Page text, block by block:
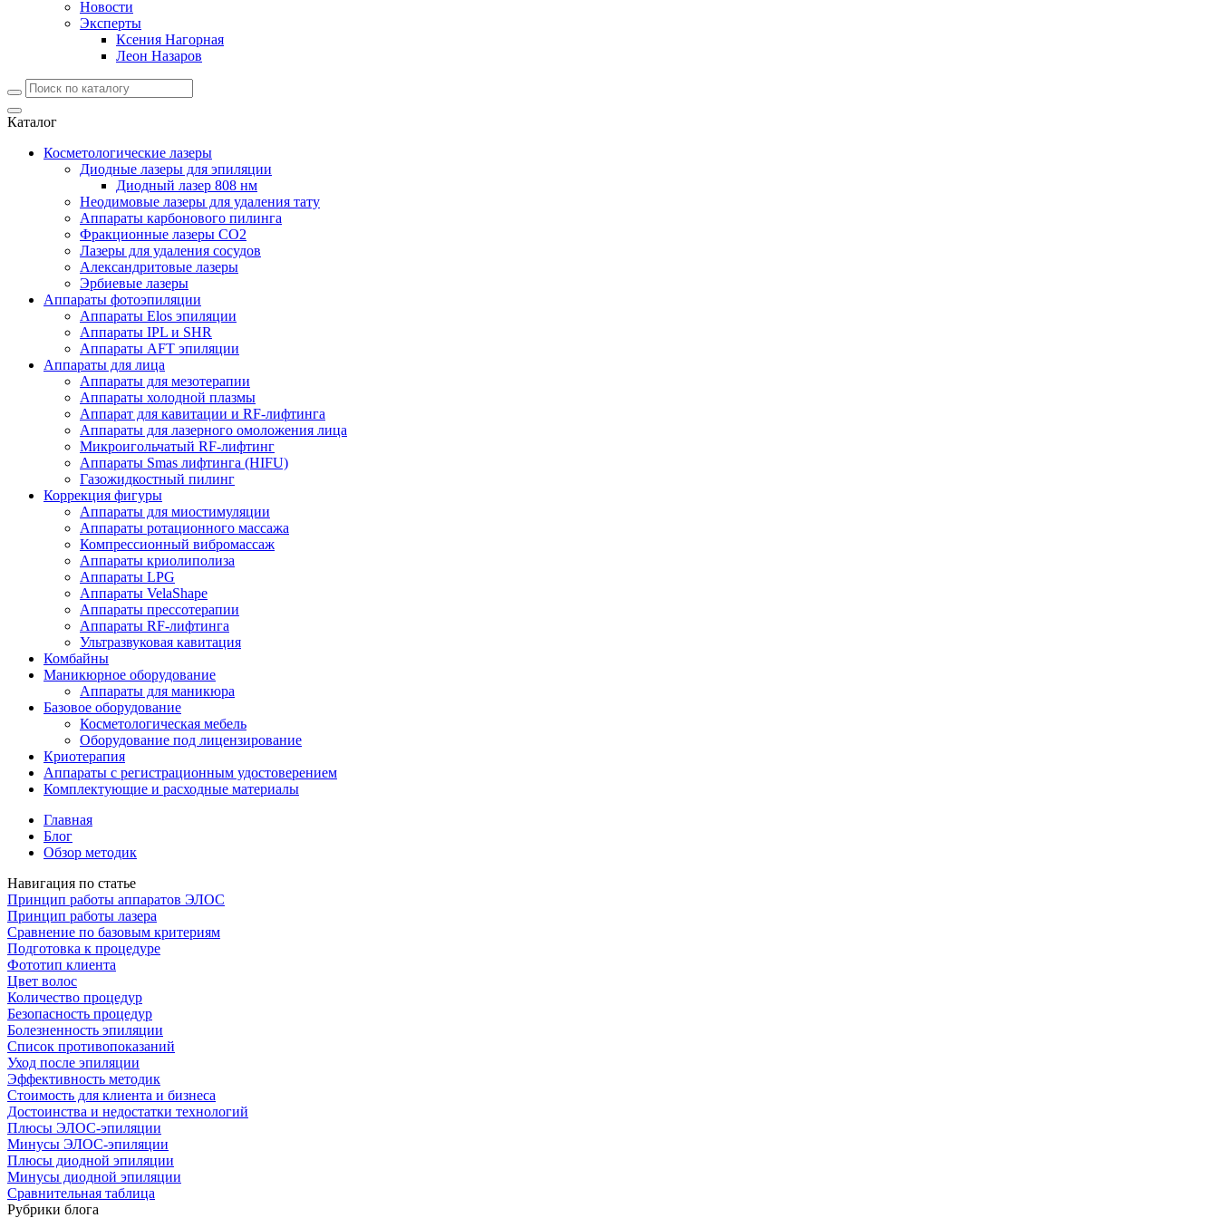
Новости
Эксперты
Ксения Нагорная
Леон Назаров
Каталог
Косметологические лазеры
Диодные лазеры для эпиляции
Диодный лазер 808 нм
Неодимовые лазеры для удаления тату
Аппараты карбонового пилинга
Фракционные лазеры CO2
Лазеры для удаления сосудов
Александритовые лазеры
Эрбиевые лазеры
Аппараты фотоэпиляции
Аппараты Elos эпиляции
Аппараты IPL и SHR
Аппараты AFT эпиляции
Аппараты для лица
Аппараты для мезотерапии
Аппараты холодной плазмы
Аппарат для кавитации и RF-лифтинга
Аппараты для лазерного омоложения лица
Микроигольчатый RF-лифтинг
Аппараты Smas лифтинга (HIFU)
Газожидкостный пилинг
Коррекция фигуры
Аппараты для миостимуляции
Аппараты ротационного массажа
Компрессионный вибромассаж
Аппараты криолиполиза
Аппараты LPG
Аппараты VelaShape
Аппараты прессотерапии
Аппараты RF-лифтинга
Ультразвуковая кавитация
Комбайны
Маникюрное оборудование
Аппараты для маникюра
Базовое оборудование
Косметологическая мебель
Оборудование под лицензирование
Криотерапия
Аппараты c регистрационным удостоверением
Комплектующие и расходные материалы
Главная
Блог
Обзор методик
Навигация по статье
Принцип работы аппаратов ЭЛОС
Принцип работы лазера
Сравнение по базовым критериям
Подготовка к процедуре
Фототип клиента
Цвет волос
Количество процедур
Безопасность процедур
Болезненность эпиляции
Список противопоказаний
Уход после эпиляции
Эффективность методик
Стоимость для клиента и бизнеса
Достоинства и недостатки технологий
Плюсы ЭЛОС-эпиляции
Минусы ЭЛОС-эпиляции
Плюсы диодной эпиляции
Минусы диодной эпиляции
Сравнительная таблица
Рубрики блога